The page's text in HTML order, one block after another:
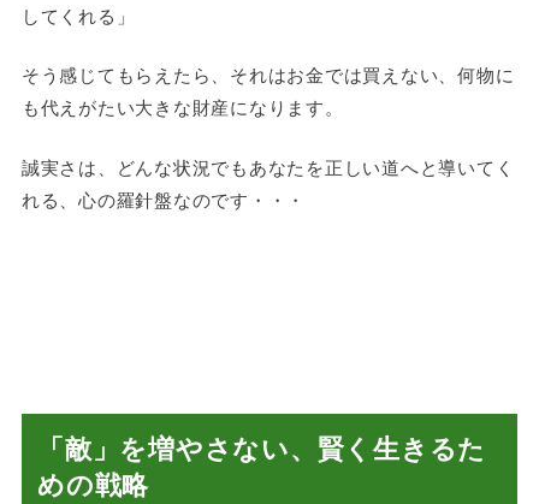
してくれる」
そう感じてもらえたら、それはお金では買えない、何物に
も代えがたい大きな財産になります。
誠実さは、どんな状況でもあなたを正しい道へと導いてく
れる、心の羅針盤なのです・・・
「敵」を増やさない、賢く生きるた
めの戦略